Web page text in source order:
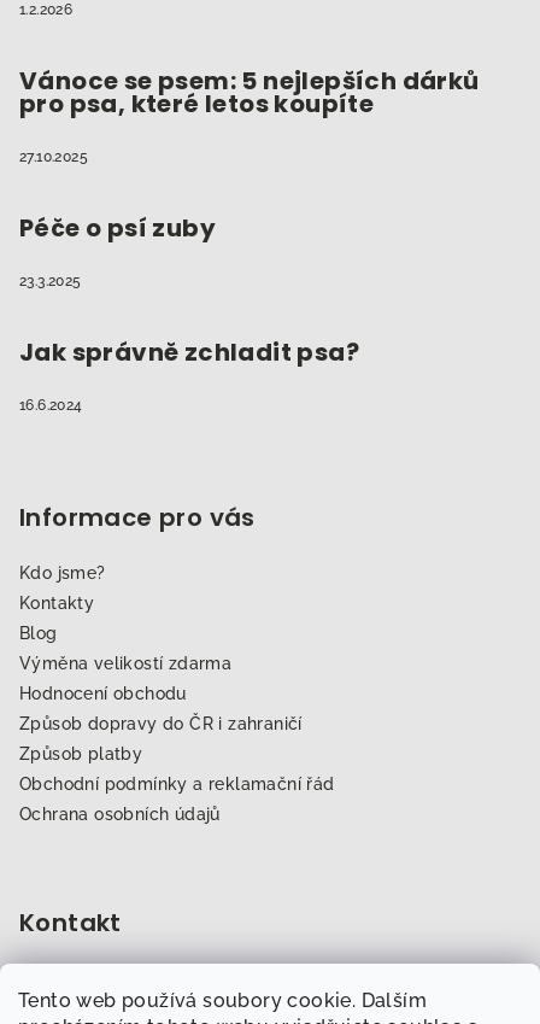
Tento web používá soubory cookie. Dalším
1.2.2026
Vánoce se psem: 5 nejlepších dárků
pro psa, které letos koupíte
27.10.2025
Péče o psí zuby
23.3.2025
Jak správně zchladit psa?
16.6.2024
Informace pro vás
Kdo jsme?
Kontakty
Blog
Výměna velikostí zdarma
Hodnocení obchodu
Způsob dopravy do ČR i zahraničí
Způsob platby
Obchodní podmínky a reklamační řád
Ochrana osobních údajů
Kontakt
702 007 759